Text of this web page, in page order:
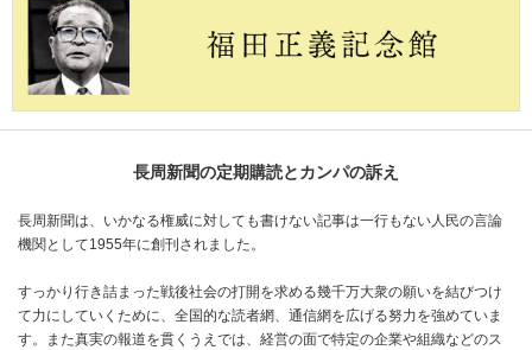
長周新聞の定期購読とカンパの訴え
長周新聞は、いかなる権威に対しても書けない記事は一行もない人民の言論
機関として1955年に創刊されました。
すっかり行き詰まった戦後社会の打開を求める幾千万大衆の願いを結びつけ
て力にしていくために、全国的な読者網、通信網を広げる努力を強めていま
す。また真実の報道を貫くうえでは、経営の面で特定の企業や組織などのス